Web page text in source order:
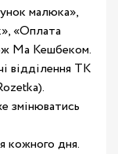
малюка»,
«Оплата
Ма Кешбеком.
відділення ТК
змінюватись
кожного дня.